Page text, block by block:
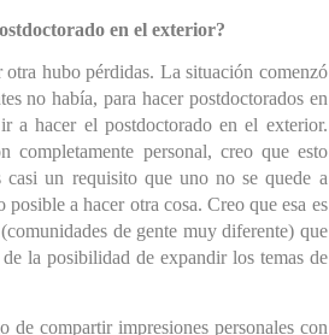
en el exterior?
hubo pérdidas. La situación comenzó
no había, para hacer postdoctorados en
a hacer el postdoctorado en el exterior.
completamente personal, creo que esto
casi un requisito que uno no se quede a
a hacer otra cosa. Creo que esa es
de gente muy diferente) que
la posibilidad de expandir los temas de
compartir impresiones personales con